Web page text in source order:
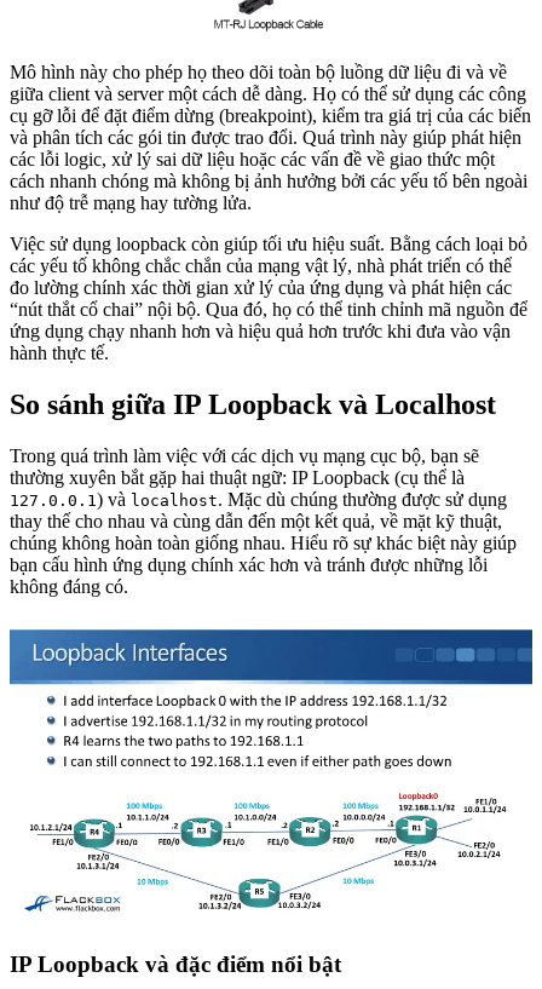
Mô hình này cho phép họ theo dõi toàn bộ luồng dữ liệu đi và về
giữa client và server một cách dễ dàng. Họ có thể sử dụng các công
cụ gỡ lỗi để đặt điểm dừng (breakpoint), kiểm tra giá trị của các biến
và phân tích các gói tin được trao đổi. Quá trình này giúp phát hiện
các lỗi logic, xử lý sai dữ liệu hoặc các vấn đề về giao thức một
cách nhanh chóng mà không bị ảnh hưởng bởi các yếu tố bên ngoài
như độ trễ mạng hay tường lửa.
Việc sử dụng loopback còn giúp tối ưu hiệu suất. Bằng cách loại bỏ
các yếu tố không chắc chắn của mạng vật lý, nhà phát triển có thể
đo lường chính xác thời gian xử lý của ứng dụng và phát hiện các
“nút thắt cổ chai” nội bộ. Qua đó, họ có thể tinh chỉnh mã nguồn để
ứng dụng chạy nhanh hơn và hiệu quả hơn trước khi đưa vào vận
hành thực tế.
So sánh giữa IP Loopback và Localhost
Trong quá trình làm việc với các dịch vụ mạng cục bộ, bạn sẽ
thường xuyên bắt gặp hai thuật ngữ: IP Loopback (cụ thể là
127.0.0.1 ) và localhost. Mặc dù chúng thường được sử dụng
thay thế cho nhau và cùng dẫn đến một kết quả, về mặt kỹ thuật,
chúng không hoàn toàn giống nhau. Hiểu rõ sự khác biệt này giúp
bạn cấu hình ứng dụng chính xác hơn và tránh được những lỗi
không đáng có.
IP Loopback và đặc điểm nổi bật